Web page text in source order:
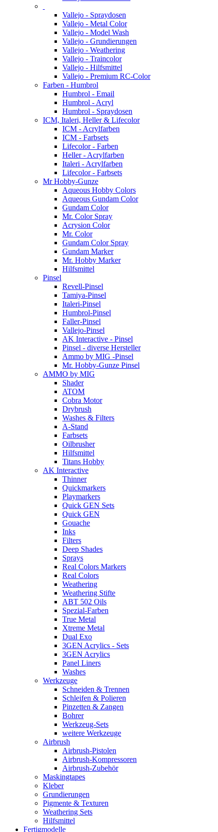
Vallejo - Spraydosen
Vallejo - Metal Color
Vallejo - Model Wash
Vallejo - Grundierungen
Vallejo - Weathering
Vallejo - Traincolor
Vallejo - Hilfsmittel
Vallejo - Premium RC-Color
Farben - Humbrol
Humbrol - Email
Humbrol - Acryl
Humbrol - Spraydosen
ICM, Italeri, Heller & Lifecolor
ICM - Acrylfarben
ICM - Farbsets
Lifecolor - Farben
Heller - Acrylfarben
Italeri - Acrylfarben
Lifecolor - Farbsets
Mr Hobby-Gunze
Aqueous Hobby Colors
Aqueous Gundam Color
Gundam Color
Mr. Color Spray
Acrysion Color
Mr. Color
Gundam Color Spray
Gundam Marker
Mr. Hobby Marker
Hilfsmittel
Pinsel
Revell-Pinsel
Tamiya-Pinsel
Italeri-Pinsel
Humbrol-Pinsel
Faller-Pinsel
Vallejo-Pinsel
AK Interactive - Pinsel
Pinsel - diverse Hersteller
Ammo by MIG -Pinsel
Mr. Hobby-Gunze Pinsel
AMMO by MIG
Shader
ATOM
Cobra Motor
Drybrush
Washes & Filters
A-Stand
Farbsets
Oilbrusher
Hilfsmittel
Titans Hobby
AK Interactive
Thinner
Quickmarkers
Playmarkers
Quick GEN Sets
Quick GEN
Gouache
Inks
Filters
Deep Shades
Sprays
Real Colors Markers
Real Colors
Weathering
Weathering Stifte
ABT 502 Oils
Spezial-Farben
True Metal
Xtreme Metal
Dual Exo
3GEN Acrylics - Sets
3GEN Acrylics
Panel Liners
Washes
Werkzeuge
Schneiden & Trennen
Schleifen & Polieren
Pinzetten & Zangen
Bohrer
Werkzeug-Sets
weitere Werkzeuge
Airbrush
Airbrush-Pistolen
Airbrush-Kompressoren
Airbrush-Zubehör
Maskingtapes
Kleber
Grundierungen
Pigmente & Texturen
Weathering Sets
Hilfsmittel
Fertigmodelle